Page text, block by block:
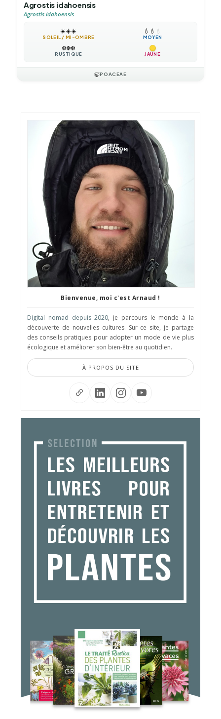
Agrostis idahoensis
Agrostis idahoensis
☀️☀️☀️
SOLEIL / MI-OMBRE
💧 💧 💧
MOYEN
❄️❄️❄️
RUSTIQUE JAUNE
🍃POACEAE
Bienvenue, moi c'est Arnaud !
Digital nomad depuis 2020, je parcours le monde à la
découverte de nouvelles cultures. Sur ce site, je partage
des conseils pratiques pour adopter un mode de vie plus
écologique et améliorer son bien-être au quotidien.
À PROPOS DU SITE